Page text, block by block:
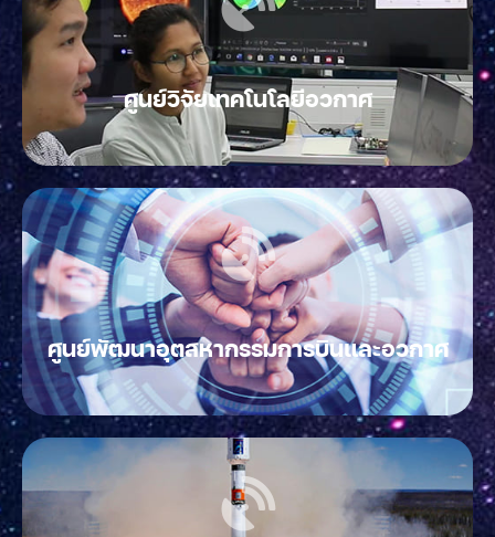
ศูนย์วิจัยเทคโนโลยีอวกาศ
ศูนย์พัฒนาอุตสหากรรมการบินและอวกาศ